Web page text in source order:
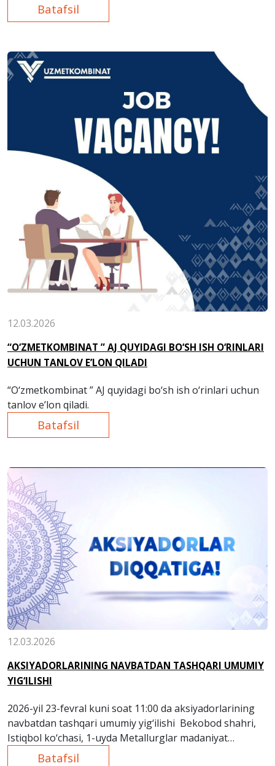
Batafsil
12.03.2026
“O‘ZMETKOMBINAT ” AJ QUYIDAGI BO‘SH ISH O‘RINLARI
UCHUN TANLOV E’LON QILADI
“O‘zmetkombinat ” AJ quyidagi bo‘sh ish o‘rinlari uchun
tanlov e’lon qiladi.
Batafsil
12.03.2026
AKSIYADORLARINING NAVBATDAN TASHQARI UMUMIY
YIG‘ILISHI
2026-yil 23-fevral kuni soat 11:00 da aksiyadorlarining
navbatdan tashqari umumiy yig‘ilishi Bekobod shahri,
Istiqbol ko‘chasi, 1-uyda Metallurglar madaniyat
saroyida o‘tkaziladi.
Batafsil